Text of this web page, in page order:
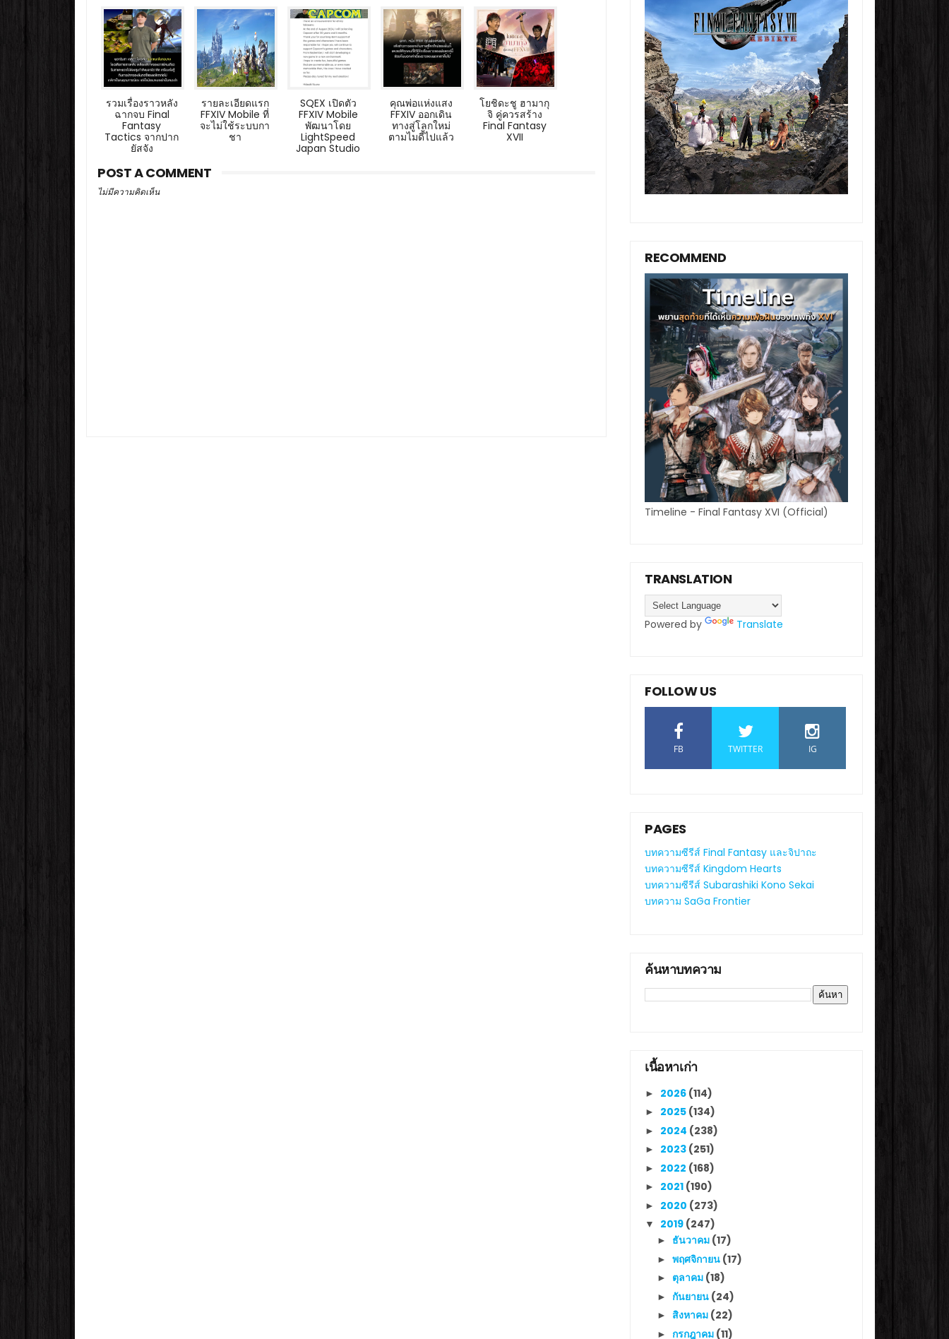
รวมเรื่องราวหลัง
ฉากจบ Final
Fantasy
Tactics จากปาก
ยัสจัง
รายละเอียดแรก
FFXIV Mobile ที่
จะไม่ใช้ระบบกา
ชา
SQEX เปิดตัว
FFXIV Mobile
พัฒนาโดย
LightSpeed
Japan Studio
คุณพ่อแห่งแสง
FFXIV ออกเดิน
ทางสู่โลกใหม่
ตามไมดี้ไปแล้ว
โยชิดะชู ฮามากุ
จิ คู่ควรสร้าง
Final Fantasy
XVII
POST A COMMENT
ไม่มีความคิดเห็น
RECOMMEND
Timeline - Final Fantasy XVI (Official)
TRANSLATION
Powered by Translate
FOLLOW US
FB TWITTER IG
PAGES
บทความซีรีส์ Final Fantasy และจิปาถะ
บทความซีรีส์ Kingdom Hearts
บทความซีรีส์ Subarashiki Kono Sekai
บทความ SaGa Frontier
ค้นหาบทความ
เนื้อหาเก่า
► 2026 (114)
► 2025 (134)
► 2024 (238)
► 2023 (251)
► 2022 (168)
► 2021 (190)
► 2020 (273)
▼ 2019 (247)
► ธันวาคม (17)
► พฤศจิกายน (17)
► ตุลาคม (18)
► กันยายน (24)
► สิงหาคม (22)
► กรกฎาคม (11)